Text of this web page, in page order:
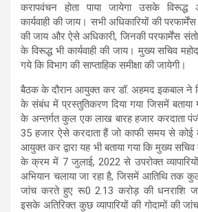
करापवंचन होता पाया जायेगा उसके विरूद्ध
कार्यवाही की जाय। सभी अधिकारियों की परफार्मेंस
की जाय और ऐसे अधिकारी, जिनकी परफार्मेंस
के विरूद्ध भी कार्यवाही की जाय। मुख्य सचिव
गये कि विभाग की साप्ताहिक समीक्षा की जायेगी।
बैठक के दौरान आयुक्त कर डॉ. अहमद इकबाल ने
के संबंध में प्रस्तुतिकरण दिया गया जिसमें बताया
के अन्तर्गत कुल एक लाख बारह हजार करदाता
35 हजार ऐसे करदाता हैं जो काफी समय से
आयुक्त कर द्वारा यह भी बताया गया कि मुख्य सचिव
के क्रम में 7 जुलाई, 2022 से उपरोक्त
अभियान चलाया जा रहा है, जिसमें आतिथि तक कुल
जांच करते हुए रू0 2.13 करोड़ की धनराशि
इसके अतिरिक्त कुछ व्यापारियों की गोदामों की